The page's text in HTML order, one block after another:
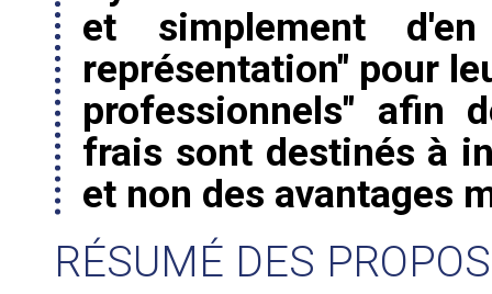
et simplement
représentation" pour
professionnels" afin
frais sont destinés à
et non des avantages
RÉSUMÉ DES